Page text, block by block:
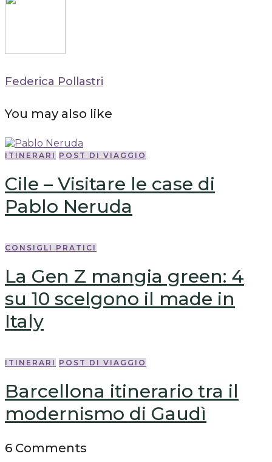
Federica Pollastri
You may also like
ITINERARI POST DI VIAGGIO
Cile – Visitare le case di
Pablo Neruda
CONSIGLI PRATICI
La Gen Z mangia green: 4
su 10 scelgono il made in
Italy
ITINERARI POST DI VIAGGIO
Barcellona itinerario tra il
modernismo di Gaudì
6 Comments